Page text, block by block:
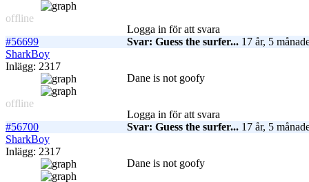
offline
Logga in för att svara
#56699
Svar: Guess the surfer... 17 år, 5
SharkBoy
Inlägg: 2317
offline
Dane is not goofy
Logga in för att svara
#56700
Svar: Guess the surfer... 17 år, 5
SharkBoy
Inlägg: 2317
Dane is not goofy